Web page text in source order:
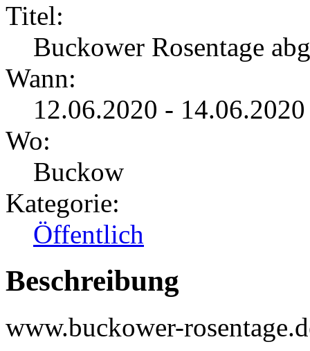
Titel:
Buckower Rosentage
Wann:
12.06.2020 -
Wo:
Buckow
Kategorie:
Öffentlich
Beschreibung
www.buckower-